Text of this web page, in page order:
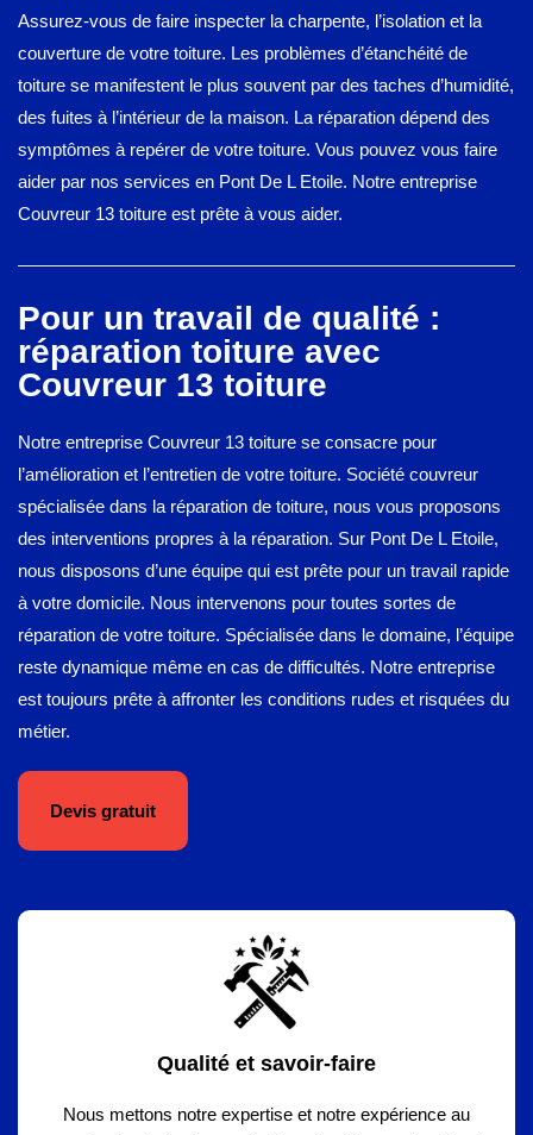
Assurez-vous de faire inspecter la charpente, l’isolation et la
couverture de votre toiture. Les problèmes d’étanchéité de
toiture se manifestent le plus souvent par des taches d’humidité,
des fuites à l’intérieur de la maison. La réparation dépend des
symptômes à repérer de votre toiture. Vous pouvez vous faire
aider par nos services en Pont De L Etoile. Notre entreprise
Couvreur 13 toiture est prête à vous aider.
Pour un travail de qualité :
réparation toiture avec
Couvreur 13 toiture
Notre entreprise Couvreur 13 toiture se consacre pour
l’amélioration et l’entretien de votre toiture. Société couvreur
spécialisée dans la réparation de toiture, nous vous proposons
des interventions propres à la réparation. Sur Pont De L Etoile,
nous disposons d’une équipe qui est prête pour un travail rapide
à votre domicile. Nous intervenons pour toutes sortes de
réparation de votre toiture. Spécialisée dans le domaine, l’équipe
reste dynamique même en cas de difficultés. Notre entreprise
est toujours prête à affronter les conditions rudes et risquées du
métier.
Devis gratuit
Qualité et savoir-faire
Nous mettons notre expertise et notre expérience au